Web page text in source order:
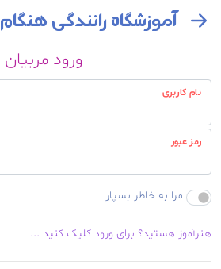
آموزشگاه رانندگی هنگام
ورود مربیان
نام کاربری
رمز عبور
مرا به خاطر بسپار
هنرآموز هستید؟ برای ورود کلیک کنید ...